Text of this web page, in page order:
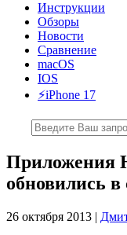
Инструкции
Обзоры
Новости
Сравнение
macOS
IOS
⚡️iPhone 17
Приложения
обновились в
26 октября 2013 |